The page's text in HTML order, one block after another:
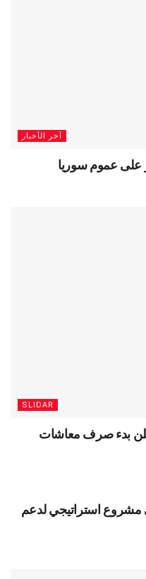
آخر الأخبار
عموم سوريا
SLIDAR
بدء صرف معاشات
مشروع استراتيجي لدعم